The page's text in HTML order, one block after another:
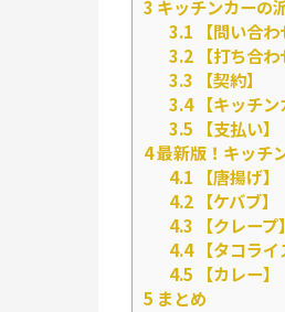
3 キッチンカーの
3.1 【問い合わ
3.2【打ち合わ
3.3 【契約】
3.4【キッチン
3.5 【支払い】
4最新版！キッチ
4.1 【唐揚げ】
4.2【ケバブ】
4.3 【クレープ】
4.4【タコライ
4.5 【カレー】
5 まとめ